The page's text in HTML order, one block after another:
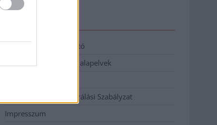
Adatkezelési tájékoztató
Etikai és függetlenségi alapelvek
Hozzászólási és Moderálási Szabályzat
Impresszum